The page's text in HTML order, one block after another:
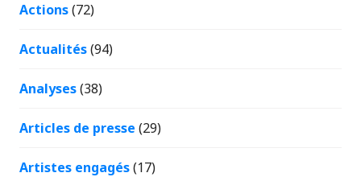
Actions(72)
Actualités(94)
Analyses(38)
Articles de presse (29)
Artistes engagés(17)